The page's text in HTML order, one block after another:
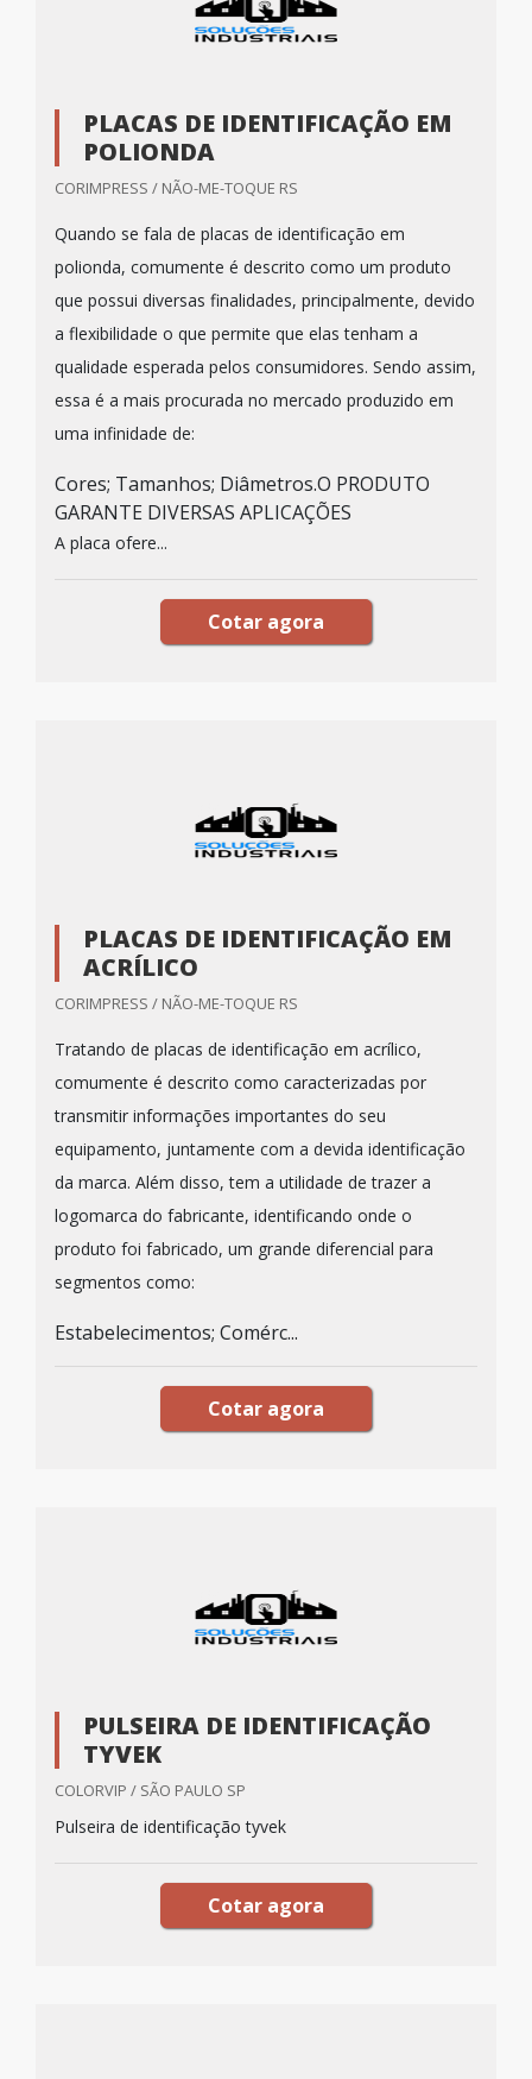
PLACAS DE IDENTIFICAÇÃO EM
POLIONDA
CORIMPRESS / NÃO-ME-TOQUE RS
Quando se fala de placas de identificação em
polionda, comumente é descrito como um produto
que possui diversas finalidades, principalmente, devido
a flexibilidade o que permite que elas tenham a
qualidade esperada pelos consumidores. Sendo assim,
essa é a mais procurada no mercado produzido em
uma infinidade de:
Cores; Tamanhos; Diâmetros.O PRODUTO
GARANTE DIVERSAS APLICAÇÕES
A placa ofere...
Cotar agora
PLACAS DE IDENTIFICAÇÃO EM
ACRÍLICO
CORIMPRESS / NÃO-ME-TOQUE RS
Tratando de placas de identificação em acrílico,
comumente é descrito como caracterizadas por
transmitir informações importantes do seu
equipamento, juntamente com a devida identificação
da marca. Além disso, tem a utilidade de trazer a
logomarca do fabricante, identificando onde o
produto foi fabricado, um grande diferencial para
segmentos como:
Estabelecimentos; Comérc...
Cotar agora
PULSEIRA DE IDENTIFICAÇÃO
TYVEK
COLORVIP / SÃO PAULO SP
Pulseira de identificação tyvek
Cotar agora